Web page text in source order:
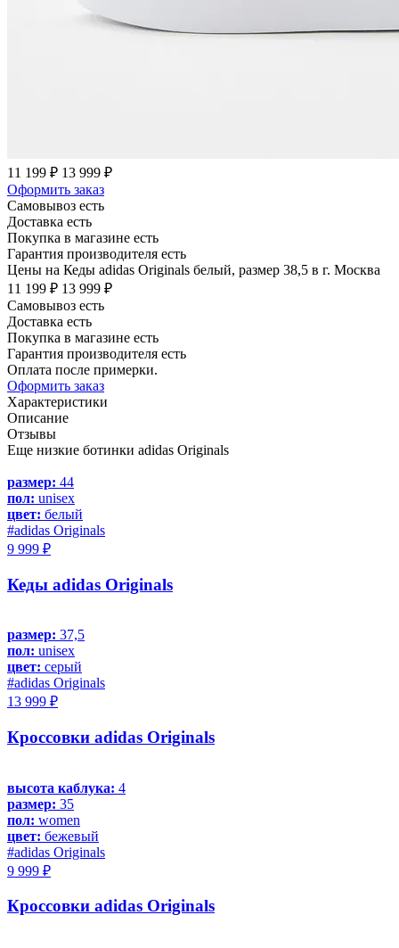
11 199 ₽ 13 999 ₽
Оформить заказ
Самовывоз есть
Доставка есть
Покупка в магазине есть
Гарантия производителя есть
Цены на Кеды adidas Originals белый, размер 38,5 в г. Москва
11 199 ₽ 13 999 ₽
Самовывоз есть
Доставка есть
Покупка в магазине есть
Гарантия производителя есть
Оплата после примерки.
Оформить заказ
Характеристики
Описание
Отзывы
Еще низкие ботинки adidas Originals
размер: 44
пол: unisex
цвет: белый
#adidas Originals
9 999 ₽
Кеды adidas Originals
размер: 37,5
пол: unisex
цвет: серый
#adidas Originals
13 999 ₽
Кроссовки adidas Originals
высота каблука: 4
размер: 35
пол: women
цвет: бежевый
#adidas Originals
9 999 ₽
Кроссовки adidas Originals